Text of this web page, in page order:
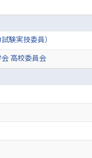
験実技委員）
高校委員会